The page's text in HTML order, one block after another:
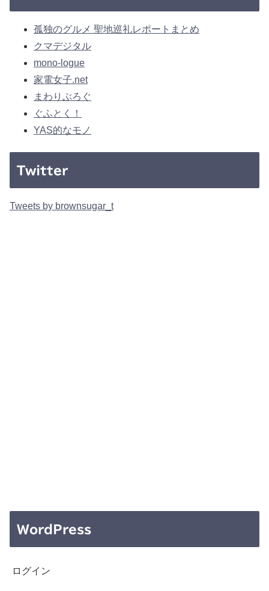
孤独のグルメ 聖地巡礼レポートまとめ
クマデジタル
mono-logue
家電女子.net
まわりぶろぐ
ぐふとく！
YAS的なモノ
Twitter
Tweets by brownsugar_t
WordPress
ログイン